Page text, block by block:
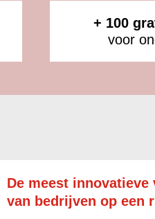
+ 100
voor
De meest innovatieve
van bedrijven op een